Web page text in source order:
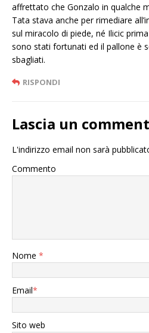
affrettato che Gonzalo in qualche
Tata stava anche per rimediare
sul miracolo di piede, né Ilicic
sono stati fortunati ed il pallone è
sbagliati.
RISPONDI
Lascia un
L'indirizzo email non sarà
Commento
Nome *
Email*
Sito web